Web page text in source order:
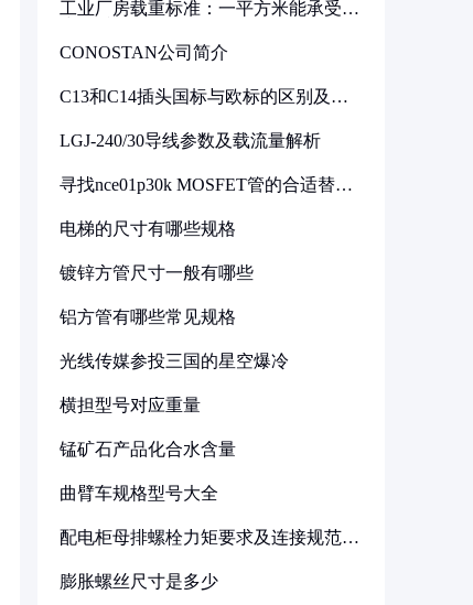
工业厂房载重标准：一平方米能承受多
CONOSTAN公司简介
C13和C14插头国标与欧标的区别及其
LGJ-240/30导线参数及载流量解析
寻找nce01p30k MOSFET管的合适替代
电梯的尺寸有哪些规格
镀锌方管尺寸一般有哪些
铝方管有哪些常见规格
光线传媒参投三国的星空爆冷
横担型号对应重量
锰矿石产品化合水含量
曲臂车规格型号大全
配电柜母排螺栓力矩要求及连接规范详
膨胀螺丝尺寸是多少